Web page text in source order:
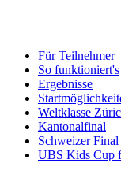
Für Teilnehmer
So funktioniert's
Ergebnisse
Weltklasse
Kantonalfinal
Schweizer Final
UBS Kids Cup